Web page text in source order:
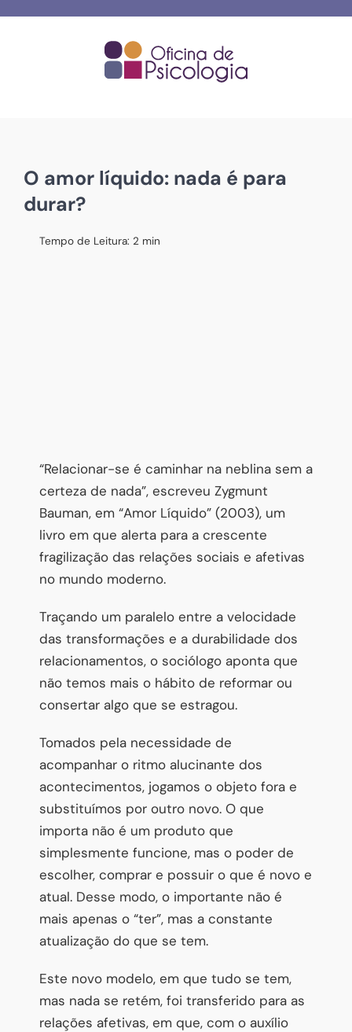
O amor líquido: nada é para
durar?
Tempo de Leitura: 2 min
“Relacionar-se é caminhar na neblina sem a
certeza de nada”, escreveu Zygmunt
Bauman, em “Amor Líquido” (2003), um
livro em que alerta para a crescente
fragilização das relações sociais e afetivas
no mundo moderno.
Traçando um paralelo entre a velocidade
das transformações e a durabilidade dos
relacionamentos, o sociólogo aponta que
não temos mais o hábito de reformar ou
consertar algo que se estragou.
Tomados pela necessidade de
acompanhar o ritmo alucinante dos
acontecimentos, jogamos o objeto fora e
substituímos por outro novo. O que
importa não é um produto que
simplesmente funcione, mas o poder de
escolher, comprar e possuir o que é novo e
atual. Desse modo, o importante não é
mais apenas o “ter”, mas a constante
atualização do que se tem.
Este novo modelo, em que tudo se tem,
mas nada se retém, foi transferido para as
relações afetivas, em que, com o auxílio